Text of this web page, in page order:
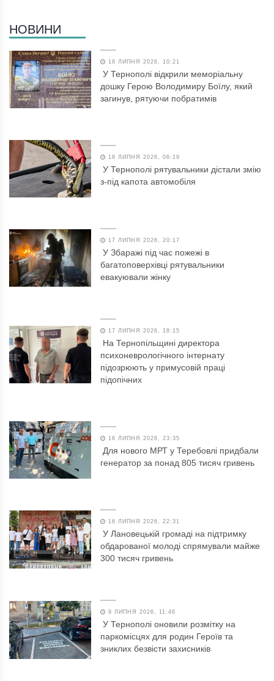
НОВИНИ
18 ЛИПНЯ 2026, 10:21
У Тернополі відкрили меморіальну
дошку Герою Володимиру Боїлу, який
загинув, рятуючи побратимів
18 ЛИПНЯ 2026, 06:19
У Тернополі рятувальники дістали змію
з-під капота автомобіля
17 ЛИПНЯ 2026, 20:17
У Збаражі під час пожежі в
багатоповерхівці рятувальники
евакуювали жінку
17 ЛИПНЯ 2026, 18:15
На Тернопільщині директора
психоневрологічного інтернату
підозрюють у примусовій праці
підопічних
16 ЛИПНЯ 2026, 23:35
Для нового МРТ у Теребовлі придбали
генератор за понад 805 тисяч гривень
16 ЛИПНЯ 2026, 22:31
У Лановецькій громаді на підтримку
обдарованої молоді спрямували майже
300 тисяч гривень
9 ЛИПНЯ 2026, 11:46
У Тернополі оновили розмітку на
паркомісцях для родин Героїв та
зниклих безвісти захисників